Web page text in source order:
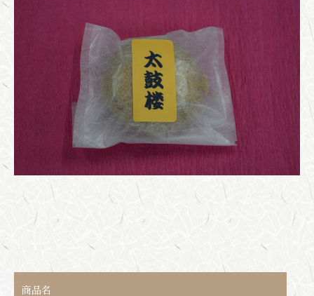
商品名